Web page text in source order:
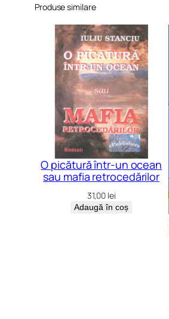
Produse similare
O picătură într-un ocean
sau mafia retrocedărilor
31,00 lei
Adaugă în coș